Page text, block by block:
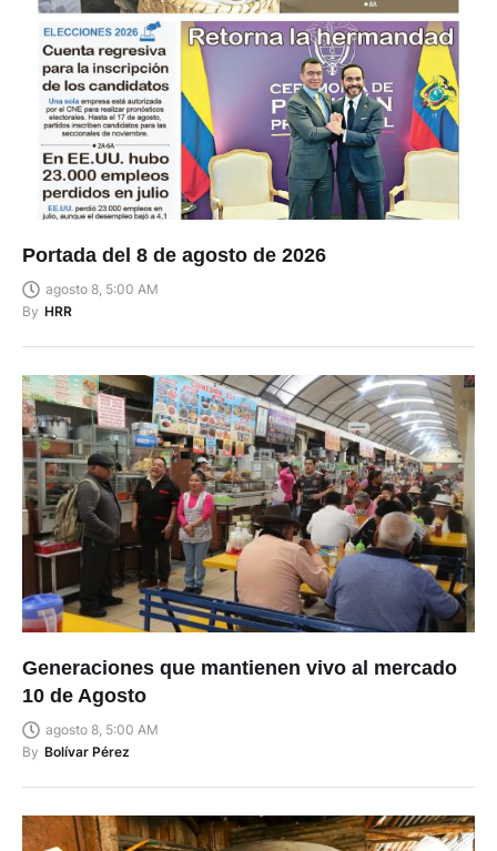
Portada del 8 de agosto de 2026
agosto 8, 5:00 AM
By HRR
Generaciones que mantienen vivo al mercado
10 de Agosto
agosto 8, 5:00 AM
By Bolívar Pérez